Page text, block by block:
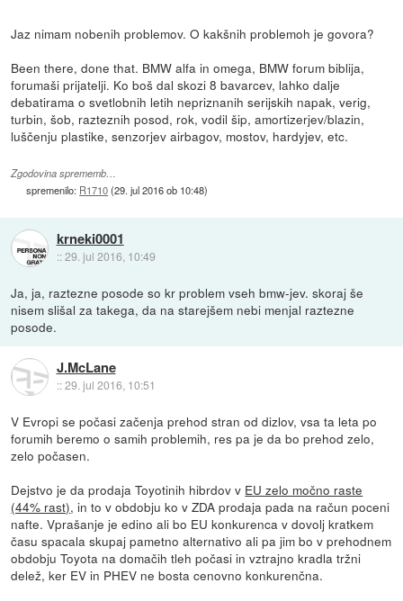
Jaz nimam nobenih problemov. O kakšnih problemoh je govora?
Been there, done that. BMW alfa in omega, BMW forum biblija,
forumaši prijatelji. Ko boš dal skozi 8 bavarcev, lahko dalje
debatirama o svetlobnih letih nepriznanih serijskih napak, verig,
turbin, šob, razteznih posod, rok, vodil šip, amortizerjev/blazin,
luščenju plastike, senzorjev airbagov, mostov, hardyjev, etc.
Zgodovina sprememb…
spremenilo: R1710(29. jul 2016 ob 10:48)
krneki0001
::29. jul 2016, 10:49
Ja, ja, raztezne posode so kr problem vseh bmw-jev. skoraj še
nisem slišal za takega, da na starejšem nebi menjal raztezne
posode.
J.McLane
::29. jul 2016, 10:51
V Evropi se počasi začenja prehod stran od dizlov, vsa ta leta po
forumih beremo o samih problemih, res pa je da bo prehod zelo,
zelo počasen.
Dejstvo je da prodaja Toyotinih hibrdov v EU zelo močno raste
(44% rast), in to v obdobju ko v ZDA prodaja pada na račun poceni
nafte. Vprašanje je edino ali bo EU konkurenca v dovolj kratkem
času spacala skupaj pametno alternativo ali pa jim bo v prehodnem
obdobju Toyota na domačih tleh počasi in vztrajno kradla tržni
delež, ker EV in PHEV ne bosta cenovno konkurenčna.